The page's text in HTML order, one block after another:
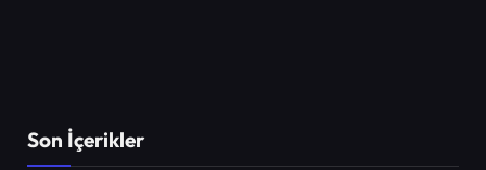
Son İçerikler